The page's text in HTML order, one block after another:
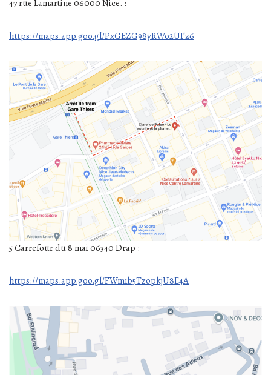
47 rue Lamartine 06000 Nice. :
https://maps.app.goo.gl/PxGEZG98yRWo2UFz6
5 Carrefour du 8 mai 06340 Drap :
https://maps.app.goo.gl/FWm1b5TzopkjU8E4A